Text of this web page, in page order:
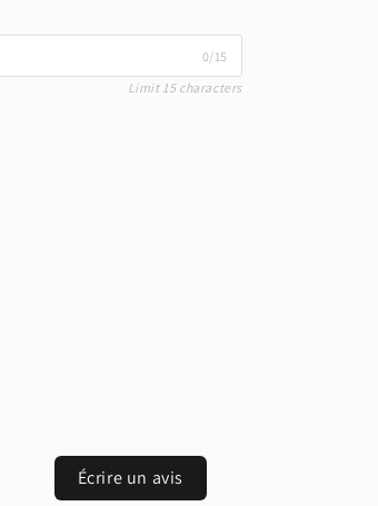
0/15
Limit 15 characters
Écrire un avis